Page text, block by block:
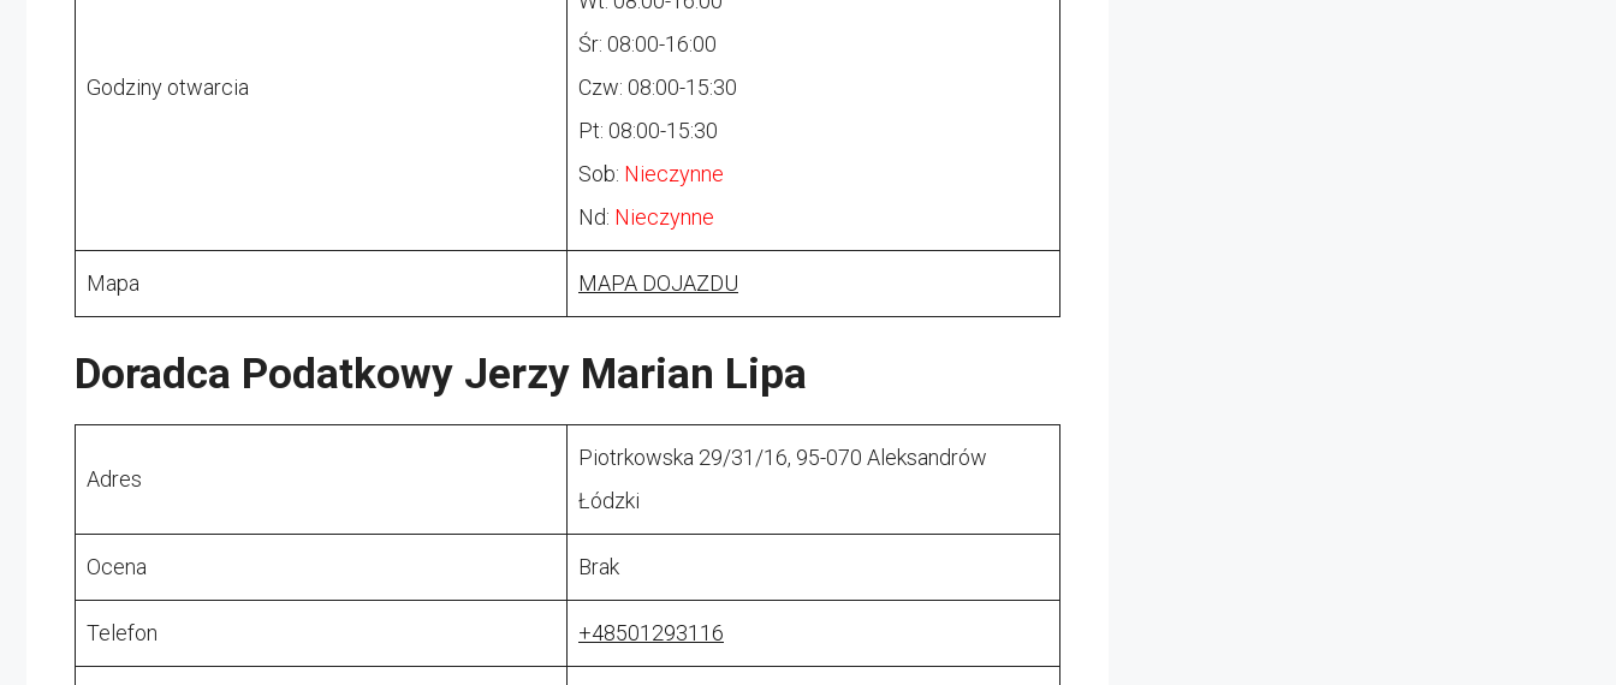
Godziny otwarcia
Śr: 08:00-16:00
Czw: 08:00-15:30
Pt: 08:00-15:30
Sob: Nieczynne
Nd: Nieczynne
Mapa MAPA DOJAZDU
Doradca Podatkowy Jerzy Marian Lipa
Adres
Piotrkowska 29/31/16, 95-070 Aleksandrów
Łódzki
Ocena Brak
Telefon +48501293116